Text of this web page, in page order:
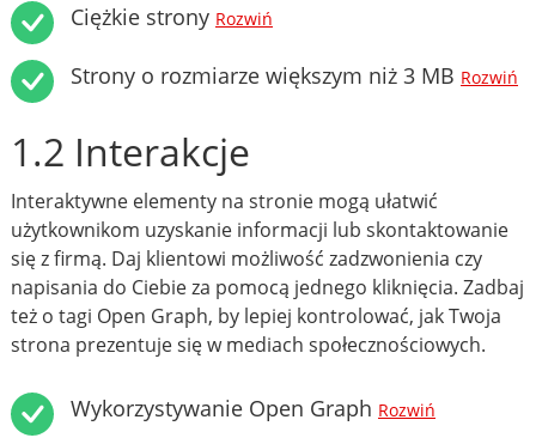
Ciężkie strony Rozwiń
Strony o rozmiarze większym niż 3 MB Rozwiń
1.2 Interakcje
Interaktywne elementy na stronie mogą ułatwić
użytkownikom uzyskanie informacji lub skontaktowanie
się z firmą. Daj klientowi możliwość zadzwonienia czy
napisania do Ciebie za pomocą jednego kliknięcia. Zadbaj
też o tagi Open Graph, by lepiej kontrolować, jak Twoja
strona prezentuje się w mediach społecznościowych.
Wykorzystywanie Open Graph Rozwiń